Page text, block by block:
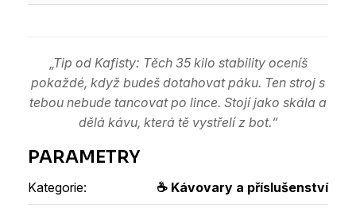
„Tip od Kafisty: Těch 35 kilo stability oceníš
pokaždé, když budeš dotahovat páku. Ten stroj s
tebou nebude tancovat po lince. Stojí jako skála a
dělá kávu, která tě vystřelí z bot.“
Kategorie: ☕ Kávovary a příslušenství